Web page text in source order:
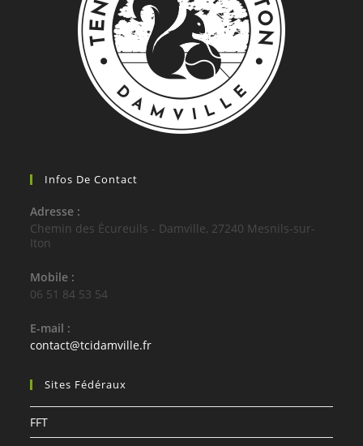
Infos De Contact
Adresse :
Chemin des Écureuils - Damville, 27240 Mesnils-sur-
Iton
Mobile :
06 51 84 53 54
E-mail :
contact@tcidamville.frS’ouvre
Sites Fédéraux
FFT